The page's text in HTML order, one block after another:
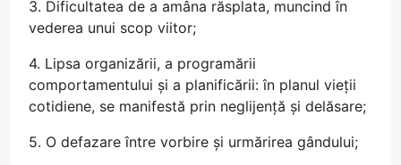
3. Dificultatea de a amâna răsplata, muncind în
vederea unui scop viitor;
4. Lipsa organizării, a programării
comportamentului și a planificării: în planul vieții
cotidiene, se manifestă prin neglijență și delăsare;
5. O defazare între vorbire și urmărirea gândului;